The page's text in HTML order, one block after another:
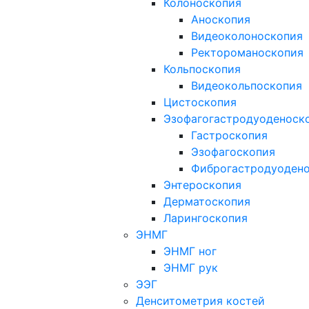
Колоноскопия
Аноскопия
Видеоколоноскопия
Ректороманоскопия
Кольпоскопия
Видеокольпоскопия
Цистоскопия
Гастроскопия
Эзофагоскопия
Энтероскопия
Дерматоскопия
Ларингоскопия
ЭНМГ
ЭНМГ ног
ЭНМГ рук
ЭЭГ
Денситометрия костей